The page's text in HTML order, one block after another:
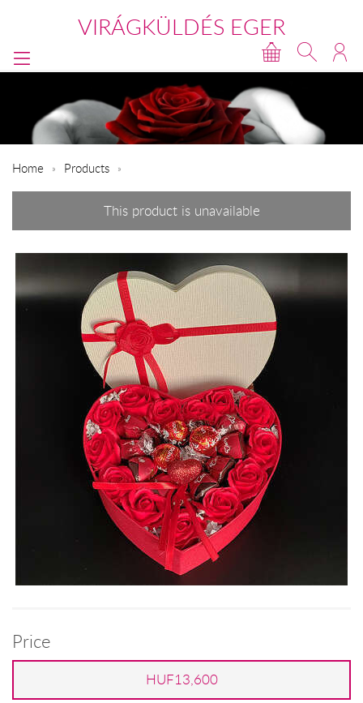
VIRÁGKÜLDÉS EGER
Home Products
This product is unavailable
Price
HUF13,600